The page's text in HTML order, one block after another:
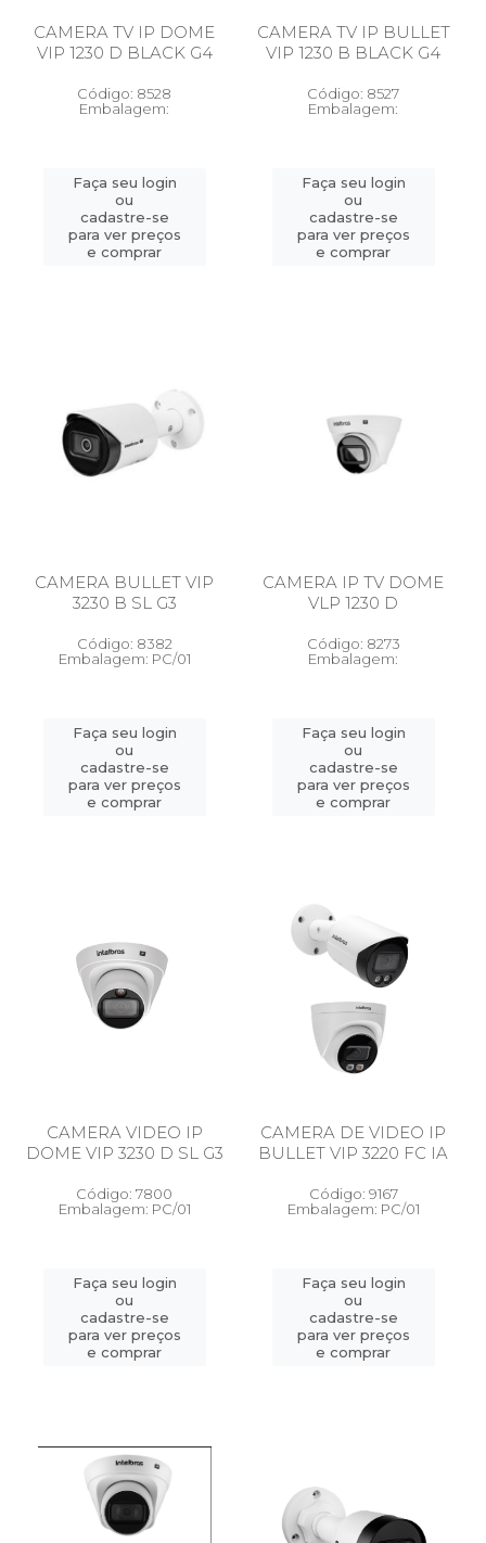
CAMERA TV IP DOME
VIP 1230 D BLACK G4
Código: 8528
Embalagem:
Faça seu login
ou
cadastre-se
para ver preços
e comprar
CAMERA TV IP BULLET
VIP 1230 B BLACK G4
Código: 8527
Embalagem:
Faça seu login
ou
cadastre-se
para ver preços
e comprar
CAMERA BULLET VIP
3230 B SL G3
Código: 8382
Embalagem: PC/01
Faça seu login
ou
cadastre-se
para ver preços
e comprar
CAMERA IP TV DOME
VLP 1230 D
Código: 8273
Embalagem:
Faça seu login
ou
cadastre-se
para ver preços
e comprar
CAMERA VIDEO IP
DOME VIP 3230 D SL G3
Código: 7800
Embalagem: PC/01
Faça seu login
ou
cadastre-se
para ver preços
e comprar
CAMERA DE VIDEO IP
BULLET VIP 3220 FC IA
Código: 9167
Embalagem: PC/01
Faça seu login
ou
cadastre-se
para ver preços
e comprar